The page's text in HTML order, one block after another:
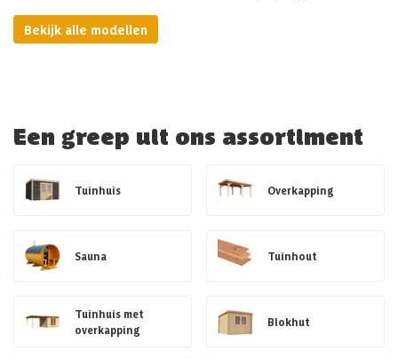
Bekijk alle modellen
Een greep uit ons assortiment
Tuinhuis Overkapping
Sauna Tuinhout
Tuinhuis met
overkapping
Blokhut